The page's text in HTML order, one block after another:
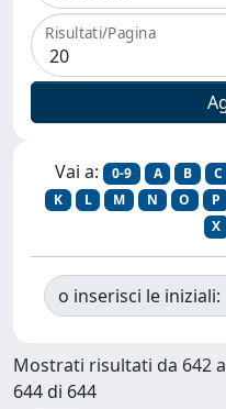
Risultati/Pagina
Vai a: 0-9 A B C
K
L M N O P
X
o inserisci le iniziali:
Mostrati risultati da 642 a
644 di 644